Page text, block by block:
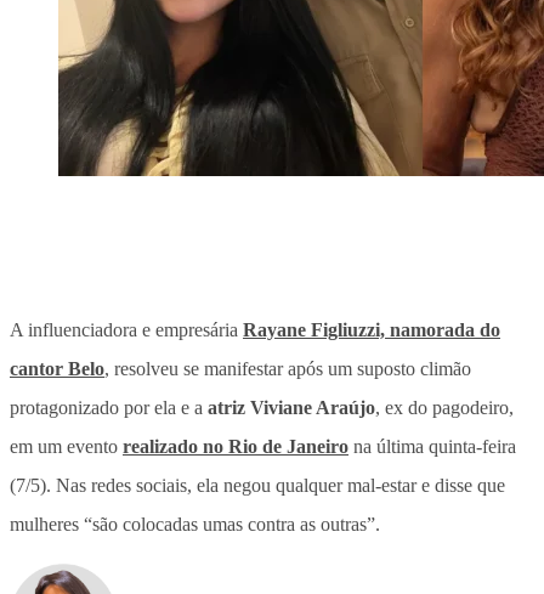
A influenciadora e empresária Rayane Figliuzzi, namorada do
cantor Belo, resolveu se manifestar após um suposto climão
protagonizado por ela e a atriz Viviane Araújo, ex do pagodeiro,
em um evento realizado no Rio de Janeiro na última quinta-feira
(7/5). Nas redes sociais, ela negou qualquer mal-estar e disse que
mulheres “são colocadas umas contra as outras”.